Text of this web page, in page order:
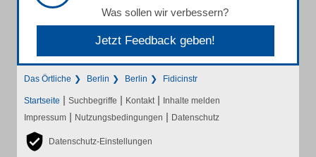
Was sollen wir verbessern?
Jetzt Feedback geben!
Das Örtliche Berlin Berlin Fidicinstr
Startseite | Suchbegriffe | Kontakt | Inhalte melden
Impressum | Nutzungsbedingungen | Datenschutz
Datenschutz-Einstellungen